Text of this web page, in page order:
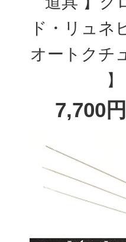
ド・リュネ
オートクチ
】
7,700円